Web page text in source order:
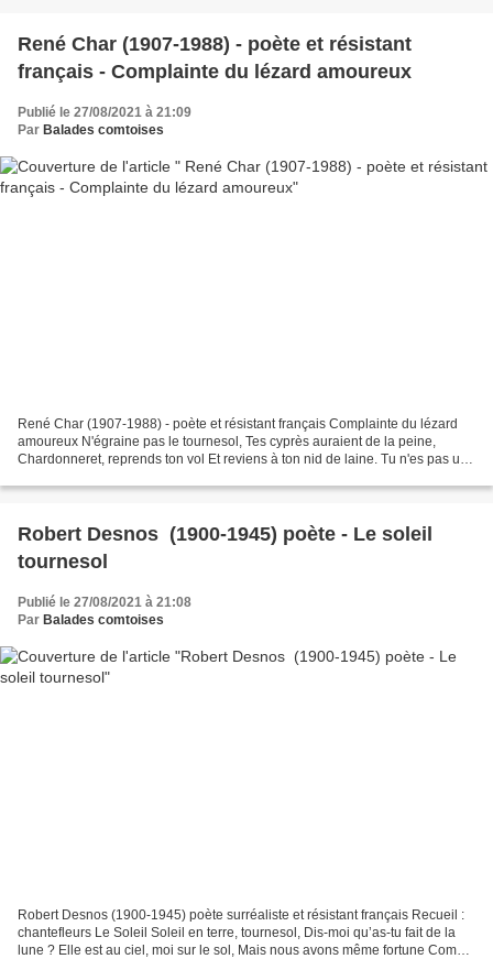
René Char (1907-1988) - poète et résistant
français - Complainte du lézard amoureux
Publié le 27/08/2021 à 21:09
Par Balades comtoises
René Char (1907-1988) - poète et résistant français Complainte du lézard
amoureux N'égraine pas le tournesol, Tes cyprès auraient de la peine,
Chardonneret, reprends ton vol Et reviens à ton nid de laine. Tu n'es pas un
Robert Desnos (1900-1945) poète - Le soleil
tournesol
Publié le 27/08/2021 à 21:08
Par Balades comtoises
Robert Desnos (1900-1945) poète surréaliste et résistant français Recueil :
chantefleurs Le Soleil Soleil en terre, tournesol, Dis-moi qu’as-tu fait de la
lune ? Elle est au ciel, moi sur le sol, Mais nous avons même fortune Comme